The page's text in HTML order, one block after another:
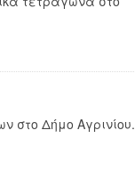
στο Δήμο Αγρινίου.